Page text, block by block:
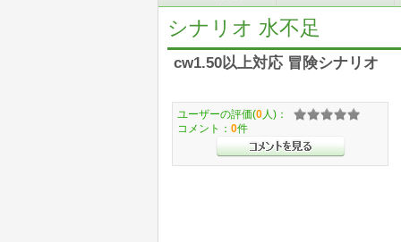
シナリオ 水不足
cw1.50以上対応 冒険シナリオ
ユーザーの評価(0 人)：
コメント： 0件